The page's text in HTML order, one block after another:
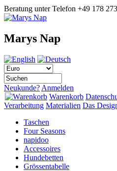
Beratung unter Telefon +49 178
Marys Nap
Neukunde? Anmelden
Warenkorb
Verarbeitung Materialien Das
Taschen
Four Seasons
napidoo
Accessoires
Hundebetten
Grössentabelle